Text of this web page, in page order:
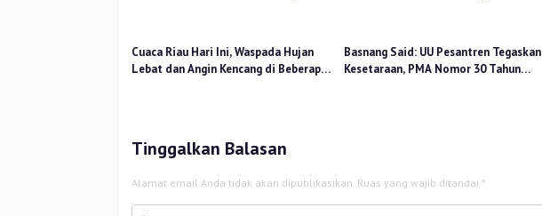
Cuaca Riau Hari Ini, Waspada Hujan
Lebat dan Angin Kencang di Beberapa
Basnang Said: UU Pesantren Tegaskan
Kesetaraan, PMA Nomor 30 Tahun
Tinggalkan Balasan
Alamat email Anda tidak akan dipublikasikan. Ruas yang wajib ditandai *